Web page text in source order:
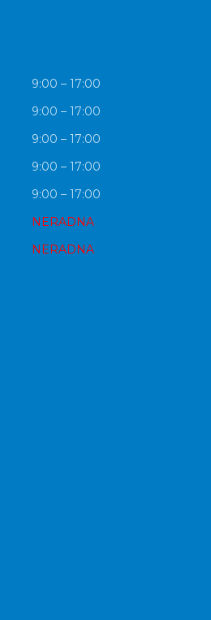
9:00 – 17:00
9:00 – 17:00
9:00 – 17:00
9:00 – 17:00
9:00 – 17:00
NERADNA
NERADNA